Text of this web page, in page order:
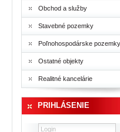
Obchod a služby
Stavebné pozemky
Poľnohospodárske pozemky
Ostatné objekty
Realitné kancelárie
PRIHLÁSENIE